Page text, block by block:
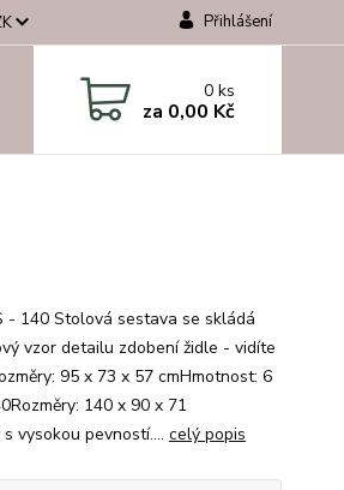
Přihlášení
0ks
za 0,00 Kč
- 140 Stolová sestava se skládá
vzor detailu zdobení židle - vidíte
95 x 73 x 57 cmHmotnost: 6
140 x 90 x 71
vysokou pevností.... celý popis